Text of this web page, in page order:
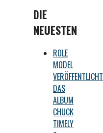
DIE
NEUESTEN
ROLE
MODEL
VERÖFFENTLICHT
DAS
ALBUM
CHUCK
TIMELY